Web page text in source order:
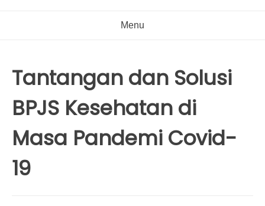
Menu
Tantangan dan Solusi
BPJS Kesehatan di
Masa Pandemi Covid-
19